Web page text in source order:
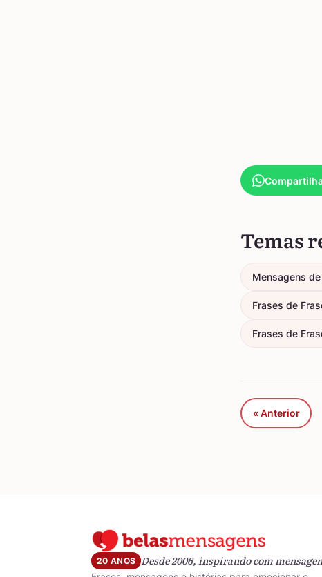
Temas
Mensagens
Frases de
Frases de
« Anterior
20 ANOS Desde 2006, inspirando com